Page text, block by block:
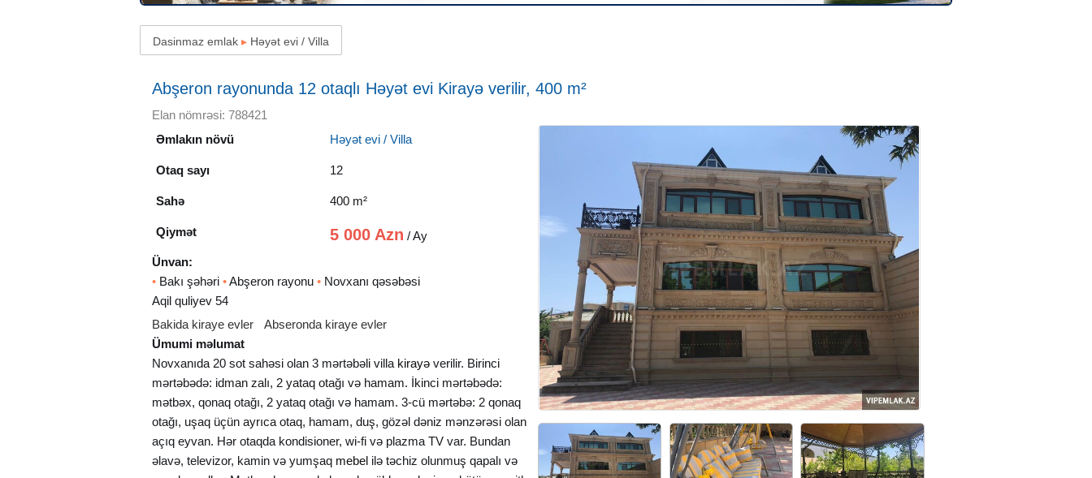
Dasinmaz emlak ▸ Həyət evi / Villa
Abşeron rayonunda 12 otaqlı Həyət evi Kirayə verilir, 400 m²
Elan nömrəsi: 788421
Əmlakın növü
Həyət evi / Villa
Otaq sayı 12
Sahə 400 m²
Qiymət 5 000 Azn / Ay
Ünvan:
• Bakı şəhəri •Abşeron rayonu • Novxanı qəsəbəsi
Aqil quliyev 54
Bakida kiraye evler
Abseronda kiraye evler
Ümumi məlumat
Novxanıda 20 sot sahəsi olan 3 mərtəbəli villa kirayə verilir. Birinci
mərtəbədə: idman zalı, 2 yataq otağı və hamam. İkinci mərtəbədə:
mətbəx, qonaq otağı, 2 yataq otağı və hamam. 3-cü mərtəbə: 2 qonaq
otağı, uşaq üçün ayrıca otaq, hamam, duş, gözəl dəniz mənzərəsi olan
açıq eyvan. Hər otaqda kondisioner, wi-fi və plazma TV var. Bundan
əlavə, televizor, kamin və yumşaq mebel ilə təchiz olunmuş qapalı və